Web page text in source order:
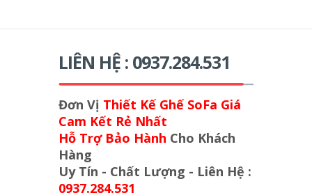
LIÊN HỆ : 0937.284.531
Đơn Vị Thiết Kế Ghế SoFa Giá
Cam Kết Rẻ Nhất
Hỗ Trợ Bảo Hành Cho Khách
Hàng
Uy Tín - Chất Lượng - Liên Hệ :
0937.284.531